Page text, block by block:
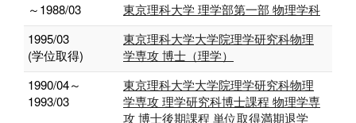
～1988/03
東京理科大学 理学部第一部 物理学科
1995/03
(学位取得)
東京理科大学大学院理学研究科物理
学専攻 博士（理学）
1990/04～
1993/03
東京理科大学大学院理学研究科物理
学専攻 理学研究科博士課程 物理学専
攻 博士後期課程 単位取得満期退学